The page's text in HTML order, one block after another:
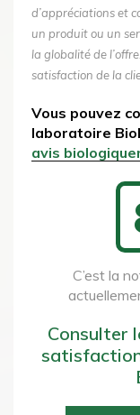
d’appréciations et
un produit ou un
la globalité de
satisfaction de la
Vous pouvez
laboratoire
avis
C’est la
Consulter